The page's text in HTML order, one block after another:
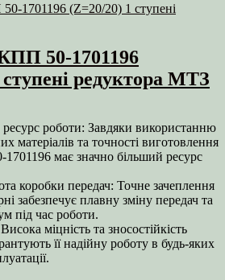
50-1701196
редуктора МТЗ
роботи: Завдяки використанню
матеріалів та точності виготовлення
1701196 має значно більший ресурс
коробки передач: Точне зачеплення
забезпечує плавну зміну передач та
під час роботи.
міцність та зносостійкість
її надійну роботу в будь-яких